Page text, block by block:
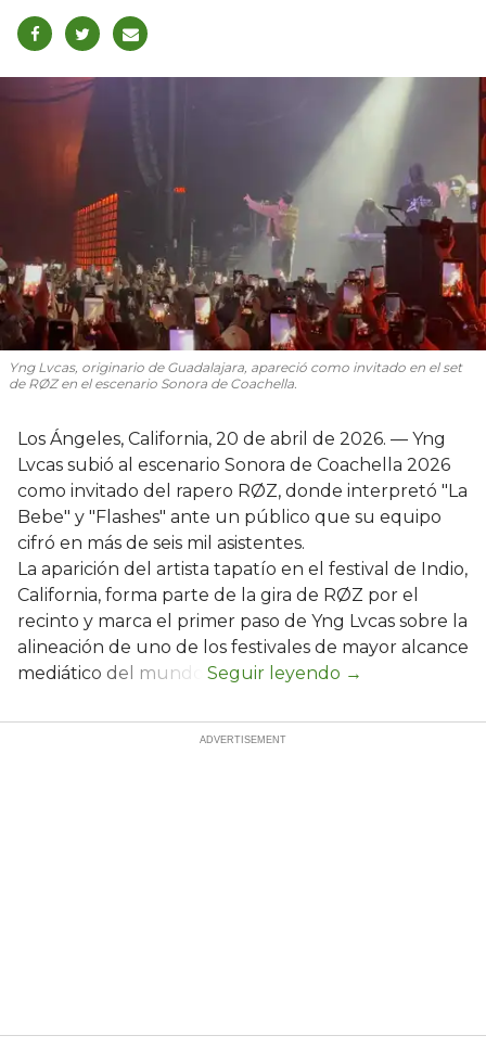
Yng Lvcas, originario de Guadalajara, apareció como invitado en el set
de RØZ en el escenario Sonora de Coachella.
Los Ángeles, California, 20 de abril de 2026. — Yng
Lvcas subió al escenario Sonora de Coachella 2026
como invitado del rapero RØZ, donde interpretó "La
Bebe" y "Flashes" ante un público que su equipo
cifró en más de seis mil asistentes.
La aparición del artista tapatío en el festival de Indio,
California, forma parte de la gira de RØZ por el
recinto y marca el primer paso de Yng Lvcas sobre la
alineación de uno de los festivales de mayor alcance
mediático del mundo.